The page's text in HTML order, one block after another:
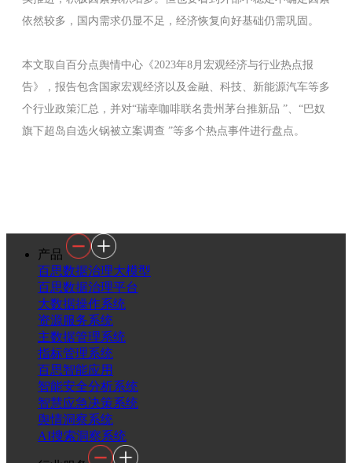
依然较多，国内需求仍显不足，经济恢复向好基础仍需巩固。
本文取自百分点舆情中心《2023年8月宏观经济与行业热点报
告》，报告包含国家宏观经济以及金融、科技、新能源汽车等多
个行业政策汇总，并对“瑞幸咖啡联名贵州茅台推新品 ”、“巴奴
旗下超岛自选火锅被立案调查 ”等多个热点事件进行盘点。
产品
百思数据治理大模型
百思数据治理平台
大数据操作系统
资源服务系统
主数据管理系统
指标管理系统
百思智能应用
智能安全分析系统
智慧应急决策系统
舆情洞察系统
AI搜索洞察系统